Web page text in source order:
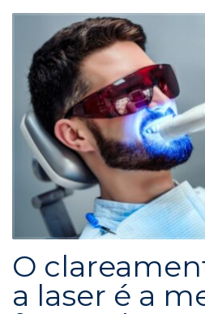
O
a laser é a